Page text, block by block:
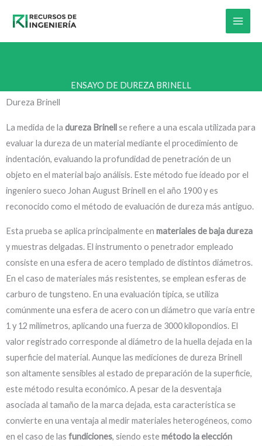
ENSAYO DE DUREZA BRINELL
Dureza Brinell
La medida de la dureza Brinellse refiere a una escala utilizada para
evaluar la dureza de un material mediante el procedimiento de
indentación, evaluando la profundidad de penetración de un
objeto en el material bajo análisis. Este método fue ideado por el
ingeniero sueco Johan August Brinell en el año 1900 y es
reconocido como el método de evaluación de dureza más antiguo.
Esta prueba se aplica principalmente en materiales de baja dureza
y muestras delgadas. El instrumento o penetrador empleado
consiste en una esfera de acero templado de distintos diámetros.
En el caso de materiales más resistentes, se emplean esferas de
carburo de tungsteno. En una evaluación típica, se utiliza
comúnmente una esfera de acero con un diámetro que varía entre
1 y 12 milímetros, aplicando una fuerza de 3000 kilopondios. El
valor registrado corresponde al diámetro de la huella dejada en la
superficie del material. Aunque las mediciones de dureza Brinell
son altamente sensibles al estado de preparación de la superficie,
este método resulta económico. A pesar de la desventaja
asociada al tamaño de la marca dejada, esta característica se
convierte en una ventaja al medir materiales heterogéneos, como
en el caso de las fundiciones, siendo estemétodo la elección